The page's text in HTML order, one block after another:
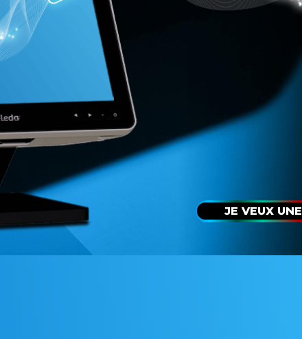
JE VEUX